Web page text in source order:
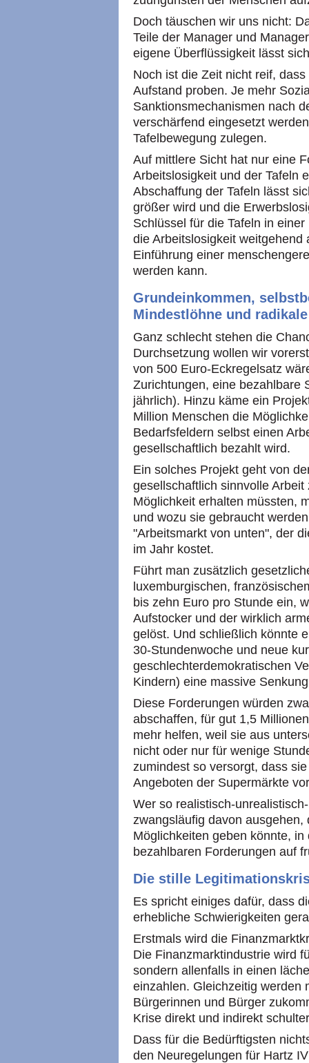
Doch täuschen wir uns nicht:
Teile der Manager und
eigene Überflüssigkeit lässt
Noch ist die Zeit nicht reif,
Aufstand proben. Je mehr
Sanktionsmechanismen nach
verschärfend eingesetzt
Tafelbewegung zulegen.
Auf mittlere Sicht hat nur eine
Arbeitslosigkeit und der Tafeln
Abschaffung der Tafeln lässt
größer wird und die
Schlüssel für die Tafeln in
die Arbeitslosigkeit
Einführung einer
werden kann.
Grundeinkommen,
Mindestlöhne und
Ganz schlecht stehen die
Durchsetzung wollen wir
von 500 Euro-Eckregelsatz
Zurichtungen, eine bezahlbare
jährlich). Hinzu käme ein
Million Menschen die
Bedarfsfeldern selbst einen
gesellschaftlich bezahlt wird.
Ein solches Projekt geht von
gesellschaftlich sinnvolle
Möglichkeit erhalten müssten,
und wozu sie gebraucht
"Arbeitsmarkt von unten", der
im Jahr kostet.
Führt man zusätzlich
luxemburgischen,
bis zehn Euro pro Stunde ein,
Aufstocker und der wirklich
gelöst. Und schließlich könnte
30-Stundenwoche und neue
geschlechterdemokratischen
Kindern) eine massive
Diese Forderungen würden
abschaffen, für gut 1,5
mehr helfen, weil sie aus
nicht oder nur für wenige
zumindest so versorgt, dass
Angeboten der Supermärkte
Wer so realistisch-
zwangsläufig davon
Möglichkeiten geben könnte,
bezahlbaren Forderungen auf
Die stille
Es spricht einiges dafür, dass
erhebliche Schwierigkeiten
Erstmals wird die
Die Finanzmarktindustrie wird
sondern allenfalls in einen
einzahlen. Gleichzeitig werden
Bürgerinnen und Bürger
Krise direkt und indirekt
Dass für die Bedürftigsten
den Neuregelungen für Hartz